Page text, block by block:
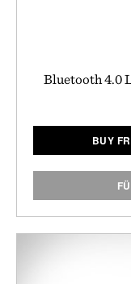
Bluetooth 4.0
BUY